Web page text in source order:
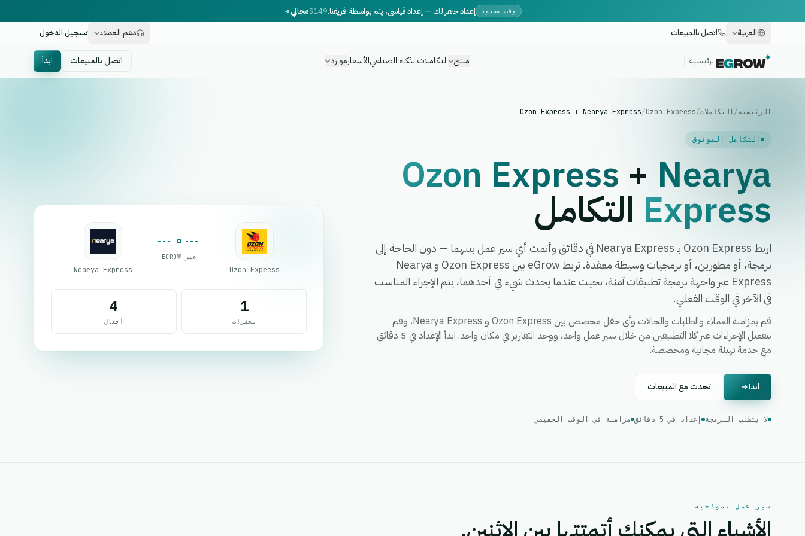
وقت محدود إعداد جاهز لك — إعداد قياسي، يتم بواسطة فريقنا.$149مجاني
العربية
اتصل بالمبيعات دعم العملاء تسجيل الدخول
الرئيسية منتج التكاملاتالذكاء الصناعيالأسعارموارد اتصل بالمبيعات ابدأ
الرئيسية/ التكاملات/
Ozon Express
/
Ozon Express + Nearya Express
التكامل الموثوق
Ozon Express + Nearya
Express التكامل
اربط Ozon Express بـ Nearya Express في دقائق وأتمت أي سير عمل بينهما — دون الحاجة إلى
برمجة، أو مطورين، أو برمجيات وسيطة معقدة. تربط eGrow بين Ozon Express و Nearya
Express عبر واجهة برمجة تطبيقات آمنة، بحيث عندما يحدث شيء في أحدهما، يتم الإجراء المناسب
في الآخر في الوقت الفعلي.
قم بمزامنة العملاء والطلبات والحالات وأي حقل مخصص بين Ozon Express و Nearya Express، وقم
بتفعيل الإجراءات عبر كلا التطبيقين من خلال سير عمل واحد، ووحد التقارير في مكان واحد. ابدأ الإعداد في 5 دقائق
مع خدمة تهيئة مجانية ومخصصة.
ابدأ تحدث مع المبيعات
لا يتطلب البرمجة إعداد في 5 دقائق مزامنة في الوقت الحقيقي
Ozon Express
عبر EGROW
Nearya Express
1
محفزات
4
أفعال
سير عمل نموذجية